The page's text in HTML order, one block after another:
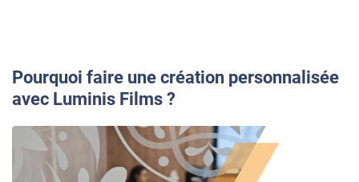
Pourquoi faire une création personnalisée
avec Luminis Films ?